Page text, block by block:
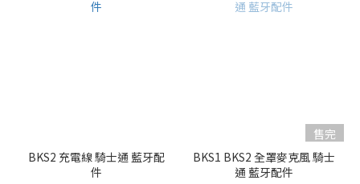
BKS2 充電線 騎士通 藍牙配
件
售完
BKS1 BKS2 全罩麥克風 騎士
通 藍牙配件